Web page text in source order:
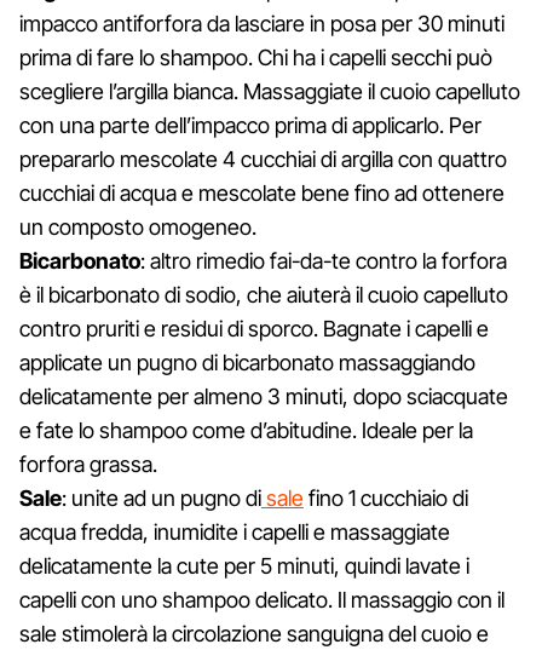
impacco antiforfora da lasciare in posa per 30 minuti
prima di fare lo shampoo. Chi ha i capelli secchi può
scegliere l’argilla bianca. Massaggiate il cuoio capelluto
con una parte dell’impacco prima di applicarlo. Per
prepararlo mescolate 4 cucchiai di argilla con quattro
cucchiai di acqua e mescolate bene fino ad ottenere
un composto omogeneo.
Bicarbonato: altro rimedio fai-da-te contro la forfora
è il bicarbonato di sodio, che aiuterà il cuoio capelluto
contro pruriti e residui di sporco. Bagnate i capelli e
applicate un pugno di bicarbonato massaggiando
delicatamente per almeno 3 minuti, dopo sciacquate
e fate lo shampoo come d’abitudine. Ideale per la
forfora grassa.
Sale: unite ad un pugno disalefino 1 cucchiaio di
acqua fredda, inumidite i capelli e massaggiate
delicatamente la cute per 5 minuti, quindi lavate i
capelli con uno shampoo delicato. Il massaggio con il
sale stimolerà la circolazione sanguigna del cuoio e